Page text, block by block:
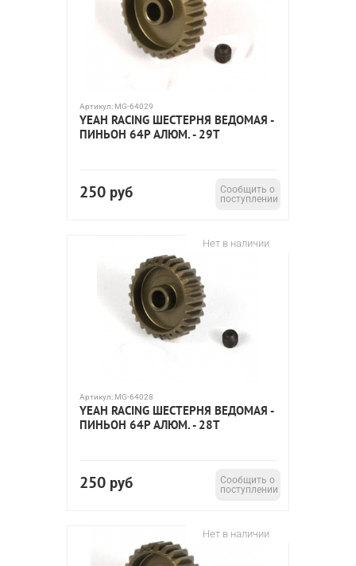
Артикул: MG-64029
YEAH RACING ШЕСТЕРНЯ ВЕДОМАЯ -
ПИНЬОН 64P АЛЮМ. - 29T
250 руб
Сообщить о
поступлении
Нет в наличии
Артикул: MG-64028
YEAH RACING ШЕСТЕРНЯ ВЕДОМАЯ -
ПИНЬОН 64P АЛЮМ. - 28T
250 руб
Сообщить о
поступлении
Нет в наличии